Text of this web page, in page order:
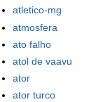
atletico-mg
atmosfera
ato falho
atol de vaavu
ator
ator turco